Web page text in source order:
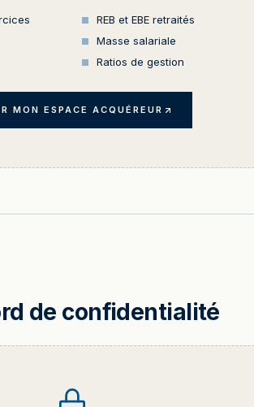
REB et EBE retraités
Masse salariale
Ratios de gestion
MON ESPACE ACQUÉREUR
de confidentialité